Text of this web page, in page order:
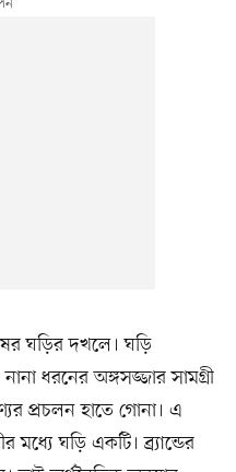
ঘড়ির দখলে। ঘড়ি
ধরনের অঙ্গসজ্জার সামগ্রী
প্রচলন হাতে গোনা। এ
মধ্যে ঘড়ি একটি। ব্র্যান্ডের